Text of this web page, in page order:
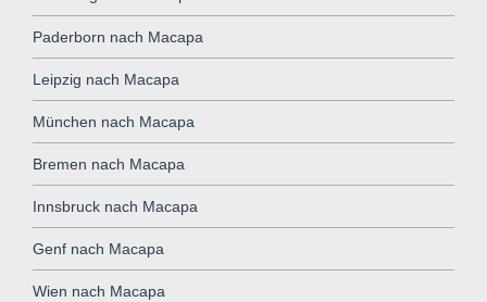
Paderborn nach Macapa
Leipzig nach Macapa
München nach Macapa
Bremen nach Macapa
Innsbruck nach Macapa
Genf nach Macapa
Wien nach Macapa